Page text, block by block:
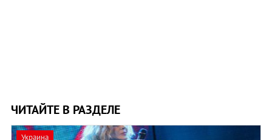
ЧИТАЙТЕ В РАЗДЕЛЕ
Украина